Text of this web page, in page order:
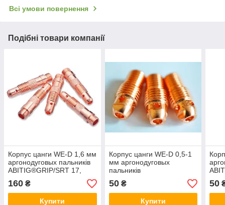
Всі умови повернення
Подібні товари компанії
Корпус цанги WE-D 1,6 мм
аргонодуговых пальників
ABITIG®GRIP/SRT 17,
26,18, SRT17V, SRT
17FXV SRT 26V, SRT 26F
160 ₴
Купити
Корпус цанги WE-D 0,5-1
мм аргонодуговых
пальників
ABITIG®GRIP/SRT 9, SRT
9V, ABITIG®/SRT 20
50₴
Купити
9V,
50